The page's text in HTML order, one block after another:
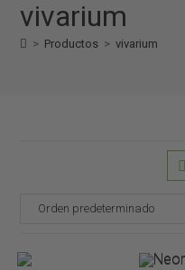
vivarium
> Productos > vivarium